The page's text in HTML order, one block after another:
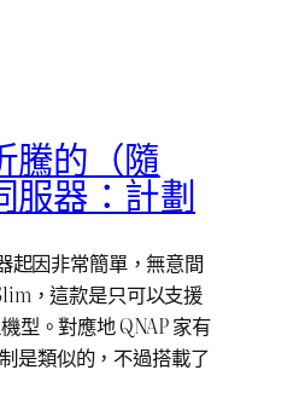
騰的（隨
服器：計劃
起因非常簡單，無意間
，這款是只可以支援
型。對應地 QNAP 家有
是類似的，不過搭載了